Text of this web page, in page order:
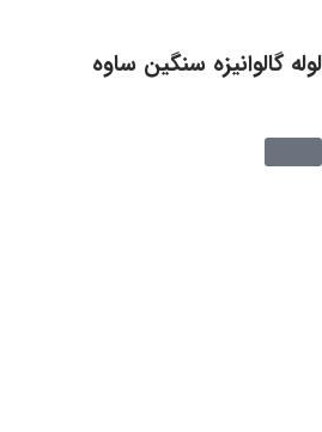
لوله گالوانیزه سنگین ساوه